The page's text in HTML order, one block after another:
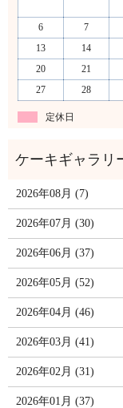
6
7
13
14
20
21
27
28
定休日
2026年08月 (7)
2026年07月 (30)
2026年06月 (37)
2026年05月 (52)
2026年04月 (46)
2026年03月 (41)
2026年02月 (31)
2026年01月 (37)